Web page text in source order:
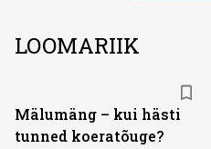
LOOMARIIK
Mälumäng – kui hästi
tunned koeratõuge?